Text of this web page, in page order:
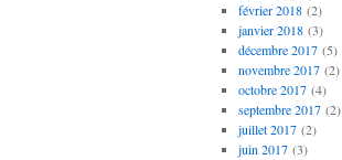
février 2018(2)
janvier 2018(3)
décembre 2017(5)
novembre 2017(2)
octobre 2017(4)
septembre 2017(2)
juillet 2017(2)
juin 2017(3)